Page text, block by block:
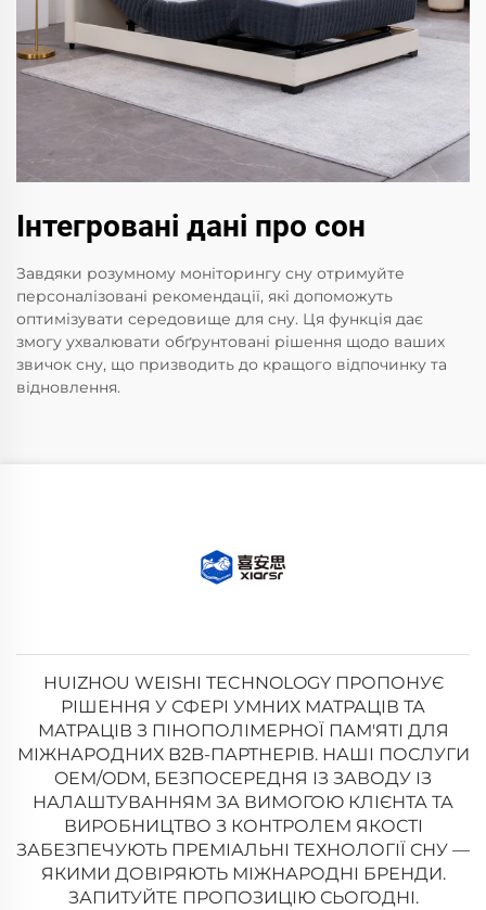
Інтегровані дані про сон
Завдяки розумному моніторингу сну отримуйте
персоналізовані рекомендації, які допоможуть
оптимізувати середовище для сну. Ця функція дає
змогу ухвалювати обґрунтовані рішення щодо ваших
звичок сну, що призводить до кращого відпочинку та
відновлення.
HUIZHOU WEISHI TECHNOLOGY ПРОПОНУЄ
РІШЕННЯ У СФЕРІ УМНИХ МАТРАЦІВ ТА
МАТРАЦІВ З ПІНОПОЛІМЕРНОЇ ПАМ'ЯТІ ДЛЯ
МІЖНАРОДНИХ B2B-ПАРТНЕРІВ. НАШІ ПОСЛУГИ
OEM/ODM, БЕЗПОСЕРЕДНЯ ІЗ ЗАВОДУ ІЗ
НАЛАШТУВАННЯМ ЗА ВИМОГОЮ КЛІЄНТА ТА
ВИРОБНИЦТВО З КОНТРОЛЕМ ЯКОСТІ
ЗАБЕЗПЕЧУЮТЬ ПРЕМІАЛЬНІ ТЕХНОЛОГІЇ СНУ —
ЯКИМИ ДОВІРЯЮТЬ МІЖНАРОДНІ БРЕНДИ.
ЗАПИТУЙТЕ ПРОПОЗИЦІЮ СЬОГОДНІ.